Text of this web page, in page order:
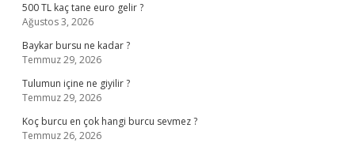
500 TL kaç tane euro gelir ?
Ağustos 3, 2026
Baykar bursu ne kadar ?
Temmuz 29, 2026
Tulumun içine ne giyilir ?
Temmuz 29, 2026
Koç burcu en çok hangi burcu sevmez ?
Temmuz 26, 2026